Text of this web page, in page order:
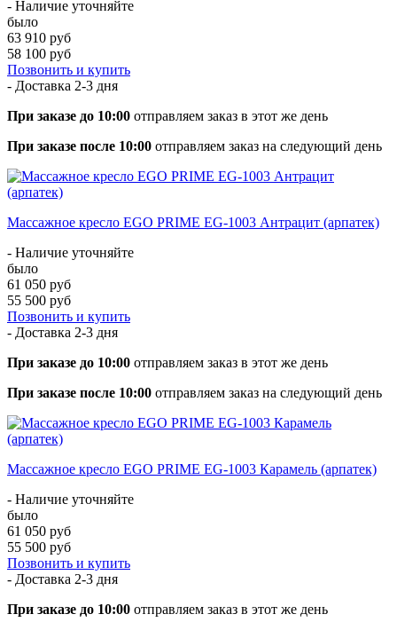
- Наличие уточняйте
было
63 910 руб
58 100 руб
Позвонить и купить
- Доставка 2-3 дня
При заказе до 10:00 отправляем заказ в этот же день
При заказе после 10:00 отправляем заказ на следующий день
Массажное кресло EGO PRIME EG-1003 Антрацит (арпатек)
- Наличие уточняйте
было
61 050 руб
55 500 руб
Позвонить и купить
- Доставка 2-3 дня
При заказе до 10:00 отправляем заказ в этот же день
При заказе после 10:00 отправляем заказ на следующий день
Массажное кресло EGO PRIME EG-1003 Карамель (арпатек)
- Наличие уточняйте
было
61 050 руб
55 500 руб
Позвонить и купить
- Доставка 2-3 дня
При заказе до 10:00 отправляем заказ в этот же день